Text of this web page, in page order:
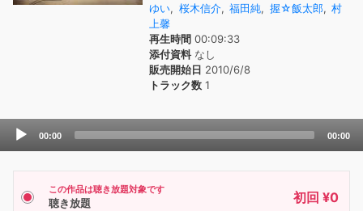
ゆい, 桜木信介, 福田純, 握☆飯太郎, 村
上馨
再生時間 00:09:33
添付資料なし
販売開始日 2010/6/8
トラック数 1
Audio
00:00 00:00
この作品は聴き放題対象です
聴き放題 初回 ¥0